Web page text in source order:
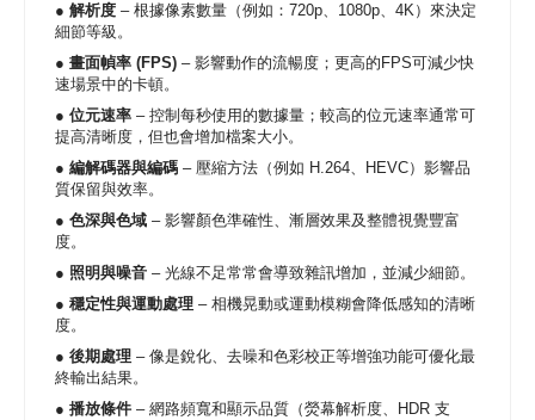
● 解析度 – 根據像素數量（例如：720p、1080p、4K）來決定
細節等級。
● 畫面幀率 (FPS) – 影響動作的流暢度；更高的FPS可減少快
速場景中的卡頓。
● 位元速率 – 控制每秒使用的數據量；較高的位元速率通常可
提高清晰度，但也會增加檔案大小。
● 編解碼器與編碼 – 壓縮方法（例如 H.264、HEVC）影響品
質保留與效率。
● 色深與色域 – 影響顏色準確性、漸層效果及整體視覺豐富
度。
● 照明與噪音 – 光線不足常常會導致雜訊增加，並減少細節。
● 穩定性與運動處理 – 相機晃動或運動模糊會降低感知的清晰
度。
● 後期處理 – 像是銳化、去噪和色彩校正等增強功能可優化最
終輸出結果。
● 播放條件 – 網路頻寬和顯示品質（熒幕解析度、HDR 支